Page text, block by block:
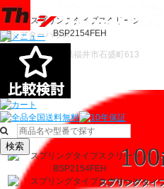
検索 100
スプリングタイ
〒910-0122 福井県福井市石盛町613